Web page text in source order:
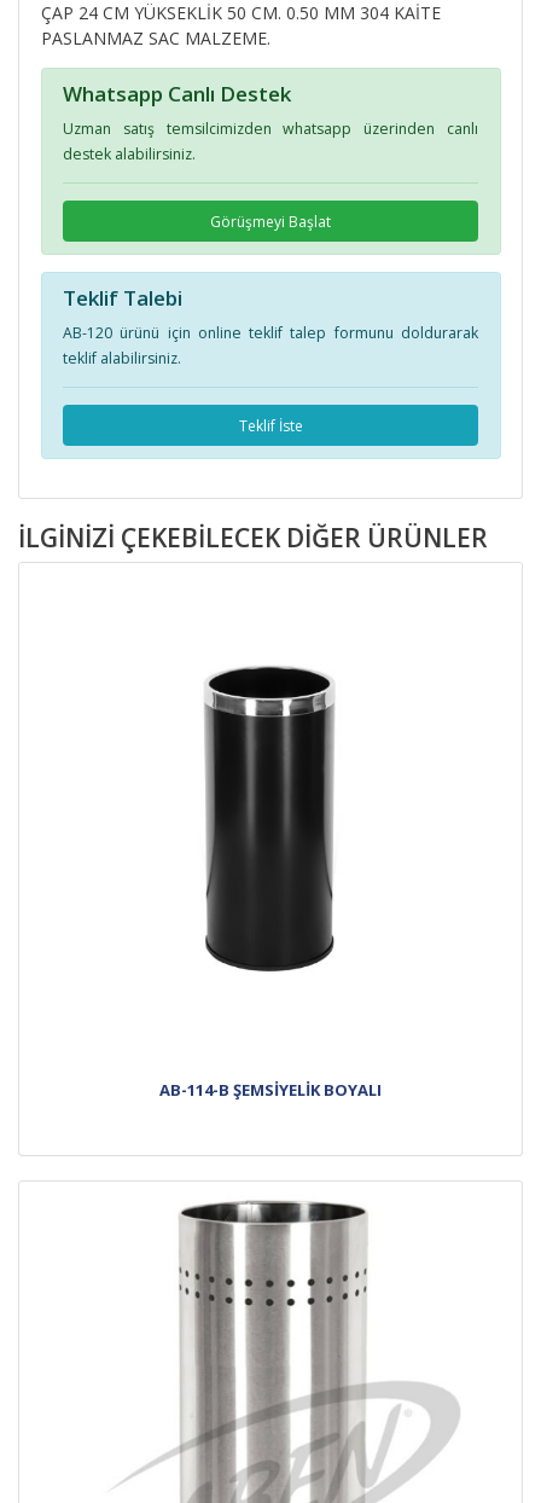
ÇAP 24 CM YÜKSEKLİK 50 CM. 0.50 MM 304 KAİTE
PASLANMAZ SAC MALZEME.
Whatsapp Canlı Destek
Uzman satış temsilcimizden whatsapp üzerinden canlı
destek alabilirsiniz.
Görüşmeyi Başlat
Teklif Talebi
AB-120 ürünü için online teklif talep formunu doldurarak
teklif alabilirsiniz.
Teklif İste
İLGINIZI ÇEKEBILECEK DIĞER ÜRÜNLER
AB-114-B ŞEMSİYELİK BOYALI